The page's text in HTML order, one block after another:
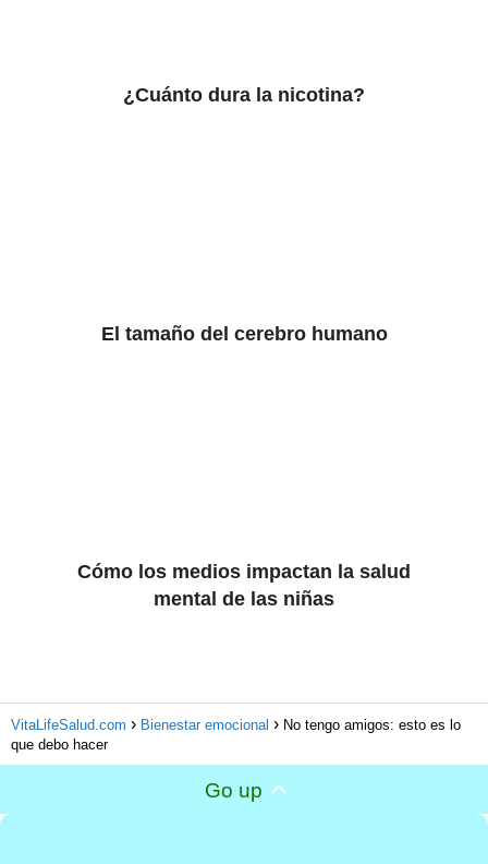
¿Cuánto dura la nicotina?
El tamaño del cerebro humano
Cómo los medios impactan la salud
mental de las niñas
VitaLifeSalud.com Bienestar emocional
No tengo amigos: esto es lo
que debo hacer
Go up